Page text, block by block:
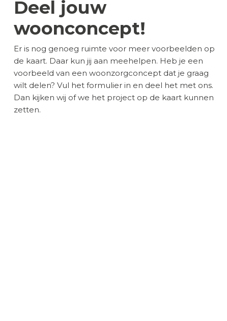
Deel jouw
woonconcept!
Er is nog genoeg ruimte voor meer voorbeelden op
de kaart. Daar kun jij aan meehelpen. Heb je een
voorbeeld van een woonzorgconcept dat je graag
wilt delen? Vul het formulier in en deel het met ons.
Dan kijken wij of we het project op de kaart kunnen
zetten.